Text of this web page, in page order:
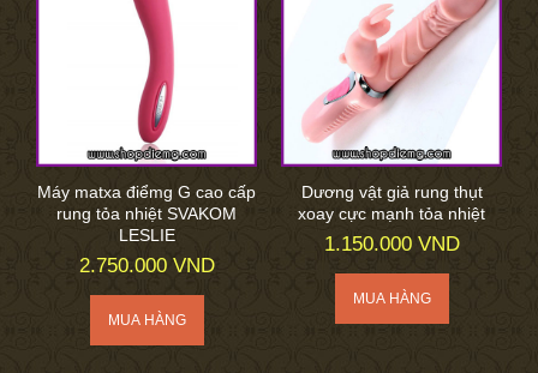
Máy matxa điểmg G cao cấp
rung tỏa nhiệt SVAKOM
LESLIE
2.750.000 VND
Dương vật giả rung thụt
xoay cực mạnh tỏa nhiệt
1.150.000 VND